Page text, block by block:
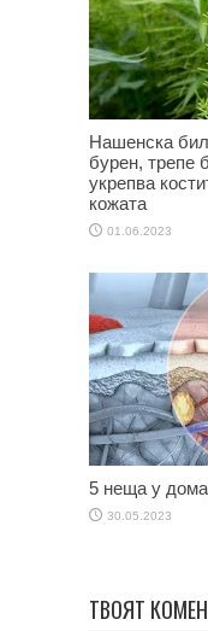
Нашенска
бурен, трепе
укрепва
кожата
01.06.2023
5 неща у
30.05.2023
ТВОЯТ